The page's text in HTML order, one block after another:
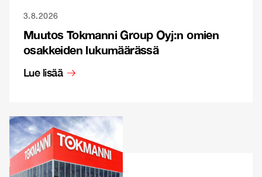
3.8.2026
Muutos Tokmanni Group Oyj:n omien
osakkeiden lukumäärässä
Lue lisää